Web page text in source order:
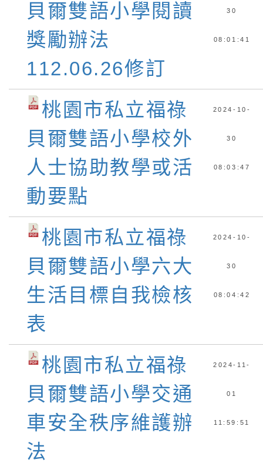
貝爾雙語小學閱讀
獎勵辦法
112.06.26修訂
30
08:01:41
桃園市私立福祿
貝爾雙語小學校外
人士協助教學或活
動要點
2024-10-
30
08:03:47
桃園市私立福祿
貝爾雙語小學六大
生活目標自我檢核
表
2024-10-
30
08:04:42
桃園市私立福祿
貝爾雙語小學交通
車安全秩序維護辦
法
2024-11-
01
11:59:51